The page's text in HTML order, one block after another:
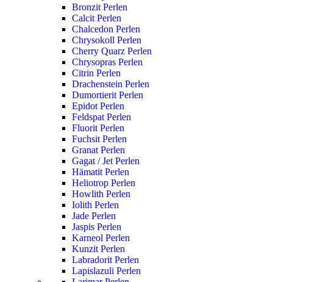
Bronzit Perlen
Calcit Perlen
Chalcedon Perlen
Chrysokoll Perlen
Cherry Quarz Perlen
Chrysopras Perlen
Citrin Perlen
Drachenstein Perlen
Dumortierit Perlen
Epidot Perlen
Feldspat Perlen
Fluorit Perlen
Fuchsit Perlen
Granat Perlen
Gagat / Jet Perlen
Hämatit Perlen
Heliotrop Perlen
Howlith Perlen
Iolith Perlen
Jade Perlen
Jaspis Perlen
Karneol Perlen
Kunzit Perlen
Labradorit Perlen
Lapislazuli Perlen